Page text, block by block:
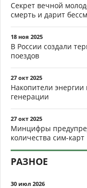
Секрет вечной
смерть и дарит
18 ноя 2025
В России создали
поездов
27 окт 2025
Накопители
генерации
27 окт 2025
Минцифры
количества сим-карт
РАЗНОЕ
30 июл 2026